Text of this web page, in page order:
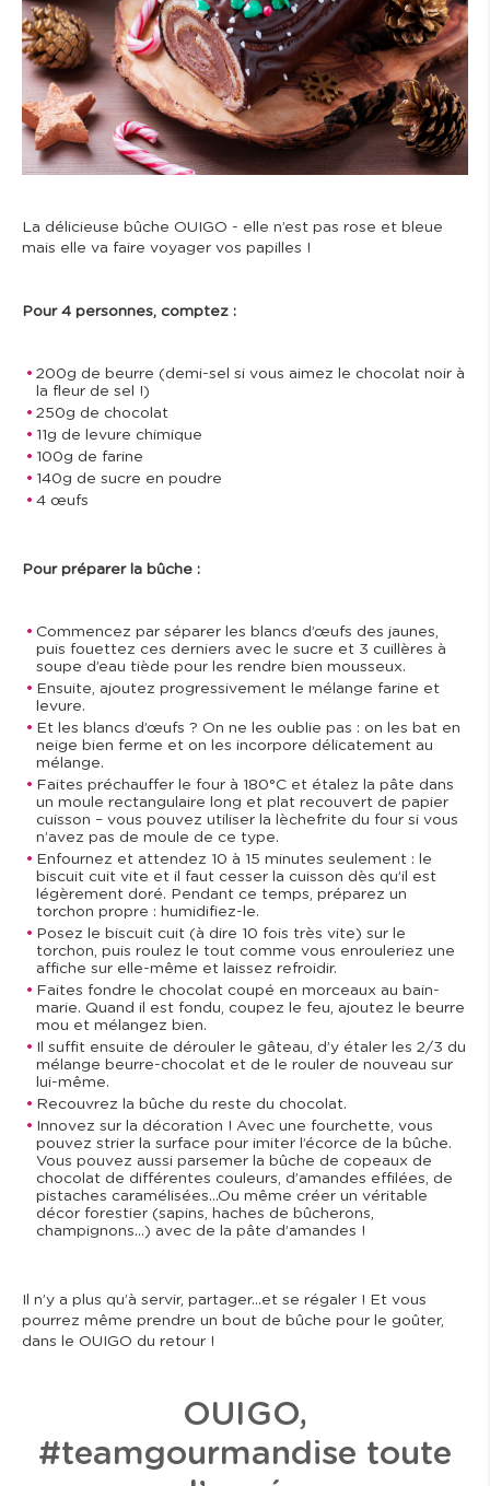
La délicieuse bûche OUIGO - elle n’est pas rose et bleue
mais elle va faire voyager vos papilles !
Pour 4 personnes, comptez :
200g de beurre (demi-sel si vous aimez le chocolat noir à
la fleur de sel !)
250g de chocolat
11g de levure chimique
100g de farine
140g de sucre en poudre
4 œufs
Pour préparer la bûche :
Commencez par séparer les blancs d’œufs des jaunes,
puis fouettez ces derniers avec le sucre et 3 cuillères à
soupe d’eau tiède pour les rendre bien mousseux.
Ensuite, ajoutez progressivement le mélange farine et
levure.
Et les blancs d’œufs ? On ne les oublie pas : on les bat en
neige bien ferme et on les incorpore délicatement au
mélange.
Faites préchauffer le four à 180°C et étalez la pâte dans
un moule rectangulaire long et plat recouvert de papier
cuisson – vous pouvez utiliser la lèchefrite du four si vous
n’avez pas de moule de ce type.
Enfournez et attendez 10 à 15 minutes seulement : le
biscuit cuit vite et il faut cesser la cuisson dès qu’il est
légèrement doré. Pendant ce temps, préparez un
torchon propre : humidifiez-le.
Posez le biscuit cuit (à dire 10 fois très vite) sur le
torchon, puis roulez le tout comme vous enrouleriez une
affiche sur elle-même et laissez refroidir.
Faites fondre le chocolat coupé en morceaux au bain-
marie. Quand il est fondu, coupez le feu, ajoutez le beurre
mou et mélangez bien.
Il suffit ensuite de dérouler le gâteau, d’y étaler les 2/3 du
mélange beurre-chocolat et de le rouler de nouveau sur
lui-même.
Recouvrez la bûche du reste du chocolat.
Innovez sur la décoration ! Avec une fourchette, vous
pouvez strier la surface pour imiter l’écorce de la bûche.
Vous pouvez aussi parsemer la bûche de copeaux de
chocolat de différentes couleurs, d’amandes effilées, de
pistaches caramélisées…Ou même créer un véritable
décor forestier (sapins, haches de bûcherons,
champignons…) avec de la pâte d’amandes !
Il n’y a plus qu’à servir, partager…et se régaler ! Et vous
pourrez même prendre un bout de bûche pour le goûter,
dans le OUIGO du retour !
OUIGO,
#teamgourmandise toute